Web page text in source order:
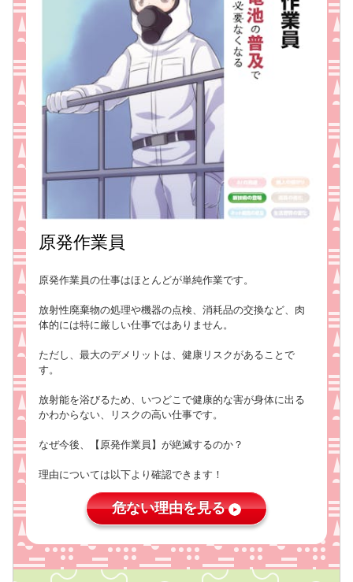
原発作業員
原発作業員の仕事はほとんどが単純作業です。
放射性廃棄物の処理や機器の点検、消耗品の交換など、肉
体的には特に厳しい仕事ではありません。
ただし、最大のデメリットは、健康リスクがあることで
す。
放射能を浴びるため、いつどこで健康的な害が身体に出る
かわからない、リスクの高い仕事です。
なぜ今後、【原発作業員】が絶滅するのか？
理由については以下より確認できます！
危ない理由を見る